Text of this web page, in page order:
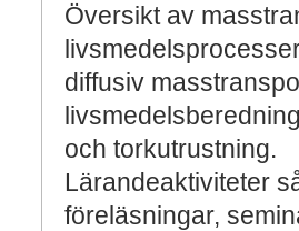
Översikt av
diffusiv
och torkutrustning.
Lärandeaktiviteter
föreläsningar,